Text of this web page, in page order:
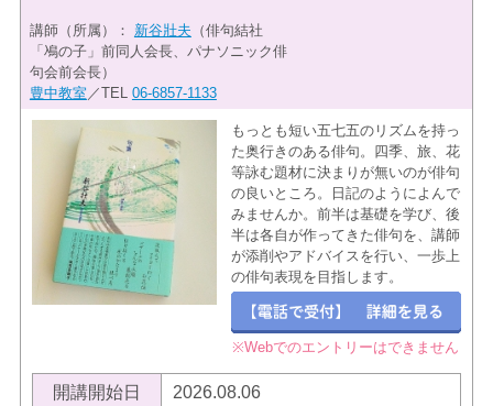
講師（所属）： 新谷壯夫 （​俳句結社
「鳰の子」前同人会長、パナソニック俳
句会前会長）
豊中教室 ／TEL 06-6857-1133
もっとも短い五七五のリズムを持っ
た奥行きのある俳句。四季、旅、花
等詠む題材に決まりが無いのが俳句
の良いところ。日記のようによんで
みませんか。前半は基礎を学び、後
半は各自が作ってきた俳句を、講師
が添削やアドバイスを行い、一歩上
の俳句表現を目指します。
※Webでのエントリーはできません
開講開始日 2026.08.06